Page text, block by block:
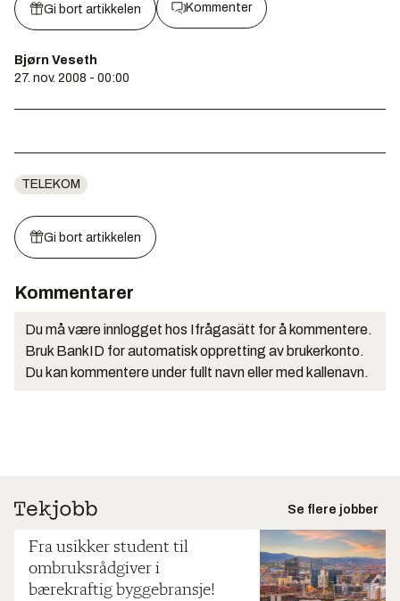
Gi bort artikkelen Kommenter
Bjørn Veseth
27. nov. 2008 - 00:00
TELEKOM
Gi bort artikkelen
Kommentarer
Du må være innlogget hos Ifrågasätt for å kommentere.
Bruk BankID for automatisk oppretting av brukerkonto.
Du kan kommentere under fullt navn eller med kallenavn.
Se flere jobber
Fra usikker student til
ombruksrådgiver i
bærekraftig byggebransje!